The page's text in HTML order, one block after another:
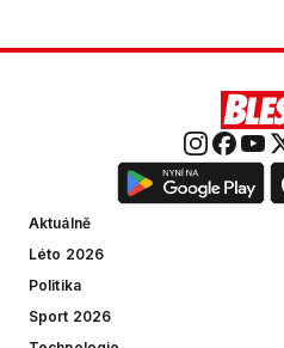
Aktuálně
Léto 2026
Politika
Sport 2026